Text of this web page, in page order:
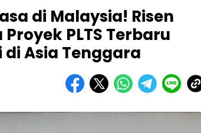
di Malaysia! Risen
PLTS Terbaru
Asia Tenggara